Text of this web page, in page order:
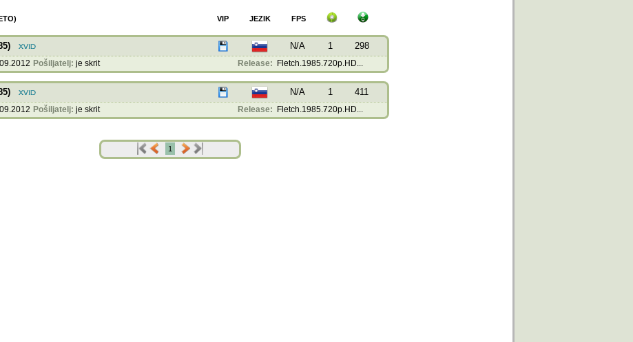
FPS
JEZIK
VIP
N/A 1 298
Pošiljatelj: je skrit Release: Fletch.1985.720p.HD...
N/A 1 411
Pošiljatelj: je skrit Release: Fletch.1985.720p.HD...
1